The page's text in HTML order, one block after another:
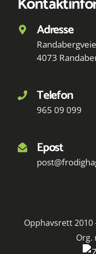
Adresse
4073
Telefon
965 09 099
Epost
Opphavsrett 2010
Org.